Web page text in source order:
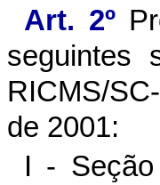
Art. 2º
seguintes
RICMS/
de 2001:
I -